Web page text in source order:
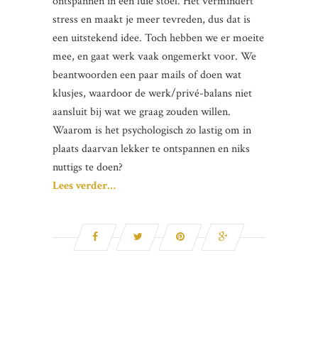
stress en maakt je meer tevreden, dus dat is
een uitstekend idee. Toch hebben we er moeite
mee, en gaat werk vaak ongemerkt voor. We
beantwoorden een paar mails of doen wat
klusjes, waardoor de werk/privé-balans niet
aansluit bij wat we graag zouden willen.
Waarom is het psychologisch zo lastig om in
plaats daarvan lekker te ontspannen en niks
nuttigs te doen?
Lees verder…